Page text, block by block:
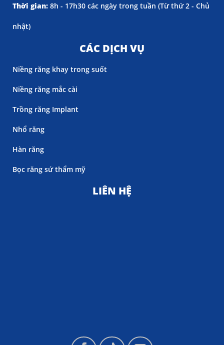
Thời gian: 8h - 17h30 các ngày trong tuần (Từ thứ 2 - Chủ
nhật)
CÁC DỊCH VỤ
Niềng răng khay trong suốt
Niềng răng mắc cài
Trồng răng Implant
Nhổ răng
Hàn răng
Bọc răng sứ thẩm mỹ
LIÊN HỆ